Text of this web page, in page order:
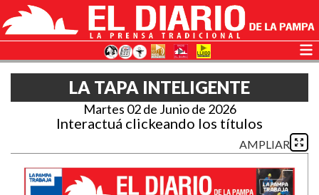
LA TAPA INTELIGENTE
Martes 02 de Junio de 2026
Interactuá clickeando los títulos
AMPLIAR